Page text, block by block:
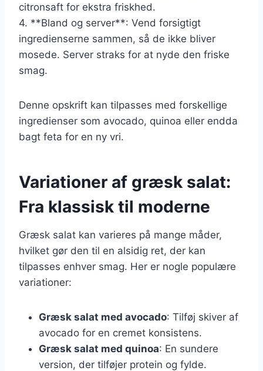
citronsaft for ekstra friskhed.
4. **Bland og server**: Vend forsigtigt
ingredienserne sammen, så de ikke bliver
mosede. Server straks for at nyde den friske
smag.
Denne opskrift kan tilpasses med forskellige
ingredienser som avocado, quinoa eller endda
bagt feta for en ny vri.
Variationer af græsk salat:
Fra klassisk til moderne
Græsk salat kan varieres på mange måder,
hvilket gør den til en alsidig ret, der kan
tilpasses enhver smag. Her er nogle populære
variationer:
Græsk salat med avocado: Tilføj skiver af
avocado for en cremet konsistens.
Græsk salat med quinoa: En sundere
version, der tilføjer protein og fylde.